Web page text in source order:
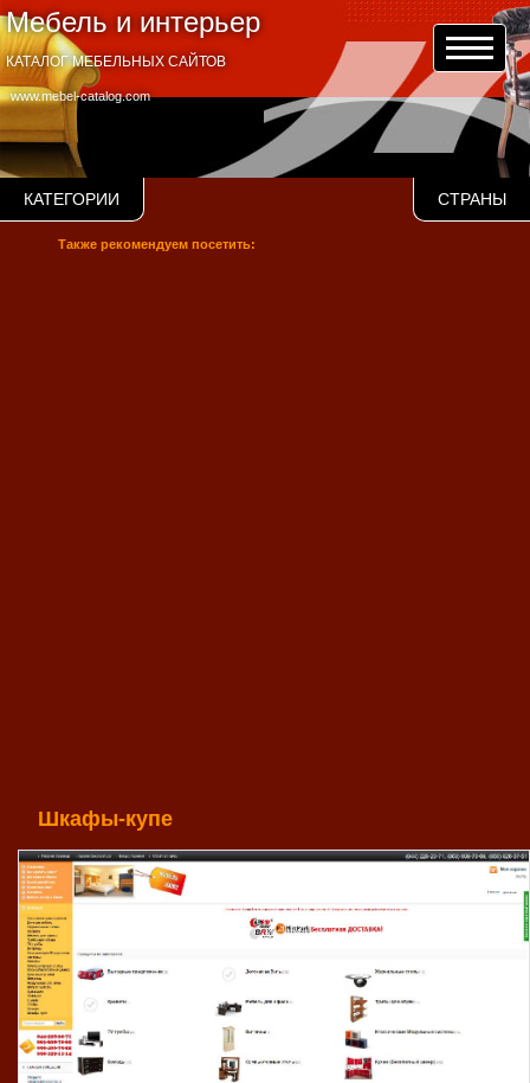
Мебель и интерьер
www.mebel-catalog.com
КАТАЛОГ МЕБЕЛЬНЫХ САЙТОВ
КАТЕГОРИИ СТРАНЫ
Также рекомендуем посетить:
Шкафы-купе